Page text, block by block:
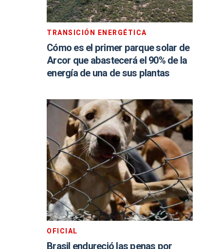
TRANSICIÓN ENERGÉTICA
Cómo es el primer parque solar de
Arcor que abastecerá el 90% de la
energía de una de sus plantas
OFICIAL